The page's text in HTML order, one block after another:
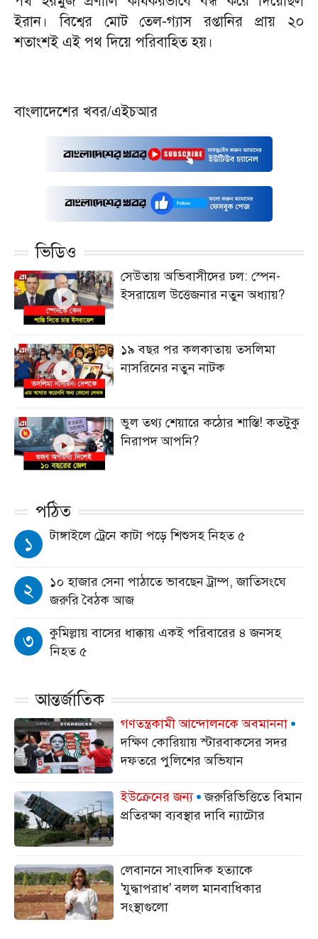
ইরান। বিশ্বের মোট তেল-গ্যাস রপ্তানির প্রায় ২০
শতাংশই এই পথ দিয়ে পরিবাহিত হয়।
বাংলাদেশের খবর/এইচআর
ভিডিও
সেউতায় অভিবাসীদের ঢল: স্পেন-
ইসরায়েল উত্তেজনার নতুন অধ্যায়?
১৯ বছর পর কলকাতায় তসলিমা
নাসরিনের নতুন নাটক
ভুল তথ্য শেয়ারে কঠোর শাস্তি! কতটুকু
নিরাপদ আপনি?
পঠিত
১ টাঙ্গাইলে ট্রেনে কাটা পড়ে শিশুসহ নিহত ৫
২
১০ হাজার সেনা পাঠাতে ভাবছেন ট্রাম্প, জাতিসংঘে
জরুরি বৈঠক আজ
৩
কুমিল্লায় বাসের ধাক্কায় একই পরিবারের ৪ জনসহ
নিহত ৫
আন্তর্জাতিক
গণতন্ত্রকামী আন্দোলনকে অবমাননা
দক্ষিণ কোরিয়ায় স্টারবাকসের সদর
দফতরে পুলিশের অভিযান
ইউক্রেনের জন্য
জরুরিভিত্তিতে বিমান
প্রতিরক্ষা ব্যবস্থার দাবি ন্যাটোর
লেবাননে সাংবাদিক হত্যাকে
'যুদ্ধাপরাধ' বলল মানবাধিকার
সংস্থাগুলো